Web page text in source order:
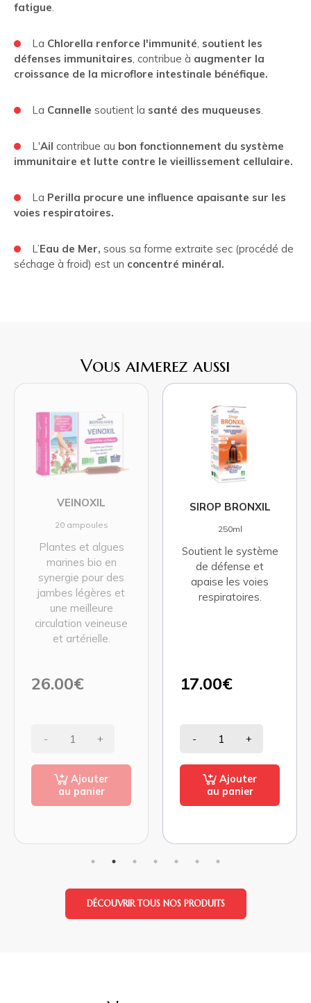
fatigue.
La Chlorella renforce l'immunité, soutient les
défenses immunitaires, contribue à augmenter la
croissance de la microflore intestinale bénéfique.
La Cannelle soutient la santé des muqueuses.
L'Ail contribue au bon fonctionnement du système
immunitaire et lutte contre le vieillissement cellulaire.
La Perilla procure une influence apaisante sur les
voies respiratoires.
L’Eau de Mer, sous sa forme extraite sec (procédé de
séchage à froid) est un concentré minéral.
Vous aimerez aussi
VEINOXIL
20 ampoules
Plantes et algues
marines bio en
synergie pour des
jambes légères et
une meilleure
circulation veineuse
et artérielle.
26.00€
- +
Ajouter
au panier
SIROP BRONXIL
250ml
Soutient le système
de défense et
apaise les voies
respiratoires.
17.00€
- +
Ajouter
au panier
DÉCOUVRIR TOUS NOS PRODUITS